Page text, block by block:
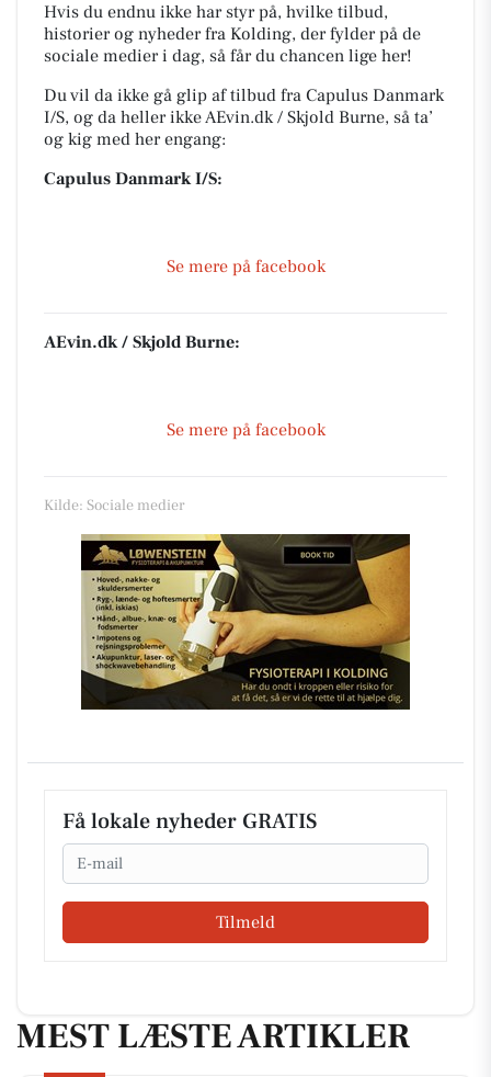
Hvis du endnu ikke har styr på, hvilke tilbud,
historier og nyheder fra Kolding, der fylder på de
sociale medier i dag, så får du chancen lige her!
Du vil da ikke gå glip af tilbud fra Capulus Danmark
I/S, og da heller ikke AEvin.dk / Skjold Burne, så ta’
og kig med her engang:
Capulus Danmark I/S:
Se mere på facebook
AEvin.dk / Skjold Burne:
Se mere på facebook
Kilde: Sociale medier
Få lokale nyheder GRATIS
Email
Tilmeld
MEST LÆSTE ARTIKLER